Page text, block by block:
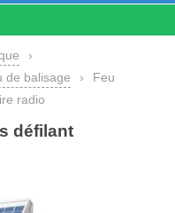
›
de balisage ›
Feu
radio
défilant